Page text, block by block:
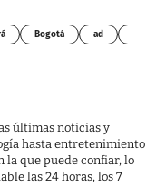
Bogotá ad
últimas noticias y
hasta entretenimiento
la que puede confiar, lo
las 24 horas, los 7